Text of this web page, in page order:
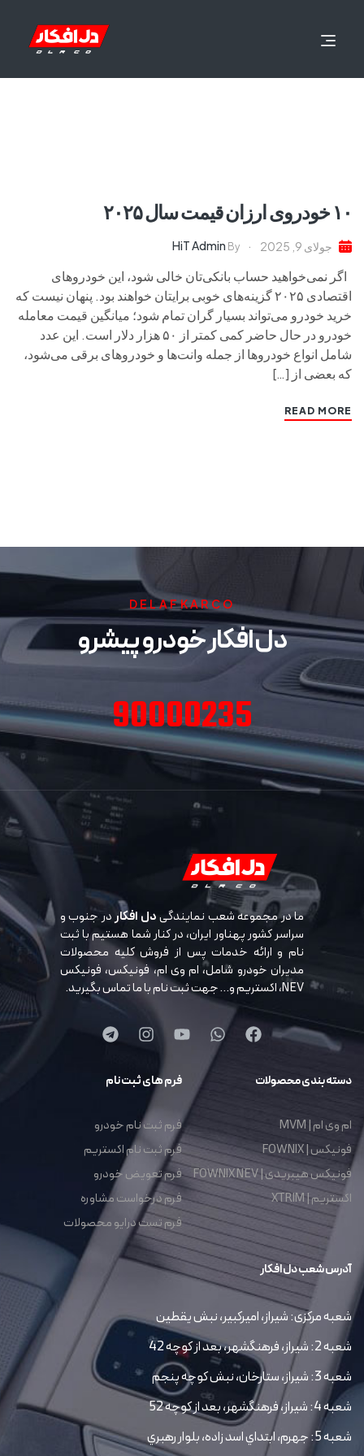
۱۰ خودروی ارزان قیمت سال ۲۰۲۵
جولای 9, 2025 By
HiT Admin
اگر نمی‌خواهید حساب بانکی‌تان خالی شود، این خودروهای
اقتصادی ۲۰۲۵ گزینه‌های خوبی برایتان خواهند بود. پنهان نیست که
خرید خودرو می‌تواند بسیار گران تمام شود؛ میانگین قیمت معامله
خودرو در حال حاضر کمی کمتر از ۵۰ هزار دلار است. این عدد
شامل انواع خودروها از جمله وانت‌ها و خودروهای برقی می‌شود،
که بعضی از […]
READ MORE
DELAFKARCO
دل افکار خودرو پیشرو
90000235
ما در مجموعه شعب نمایندگیدل افکاردر جنوب و
سراسر کشور پهناور ایران، در کنار شما هستیم با ثبت
نام و ارائه خدمات پس از فروش کلیه محصولات
مدیران خودرو شامل، ام وی ام، فونیکس، فونیکس
NEV، اکستریم و… جهت ثبت نام با ما تماس بگیرید.
دسته بندی محصولات
ام وی ام | MVM
فونیکس | FOWNIX
فونیکس هیبریدی | FOWNIX NEV
اکستریم | XTRIM
فرم های ثبت نام
فرم ثبت نام خودرو
فرم ثبت نام اکستریم
فرم تعویض خودرو
فرم درخواست مشاوره
فرم تست درایو محصولات
آدرس شعب دل افکار
شعبه مرکزی: شیراز، امیرکبیر، نبش یقطین
شعبه 2: شیراز، فرهنگشهر، بعد از کوچه 42
شعبه 3: شیراز، ستارخان، نبش کوچه پنجم
شعبه 4: شیراز، فرهنگشهر، بعد از کوچه 52
شعبه 5: جهرم، ابتداي اسد زاده، بلوار رهبري